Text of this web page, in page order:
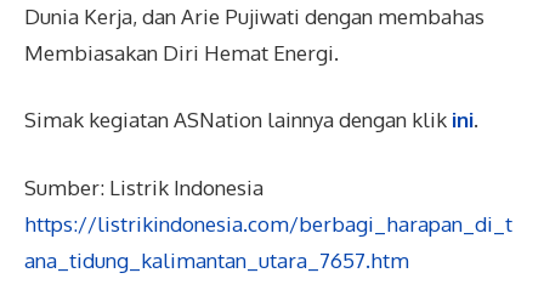
Dunia Kerja, dan Arie Pujiwati dengan membahas
Membiasakan Diri Hemat Energi.
Simak kegiatan ASNation lainnya dengan klik ini.
Sumber: Listrik Indonesia
https://listrikindonesia.com/berbagi_harapan_di_t
ana_tidung_kalimantan_utara_7657.htm